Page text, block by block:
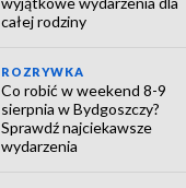
całej rodziny
ROZRYWKA
Co robić w weekend 8-9
sierpnia w Bydgoszczy?
Sprawdź najciekawsze
wydarzenia